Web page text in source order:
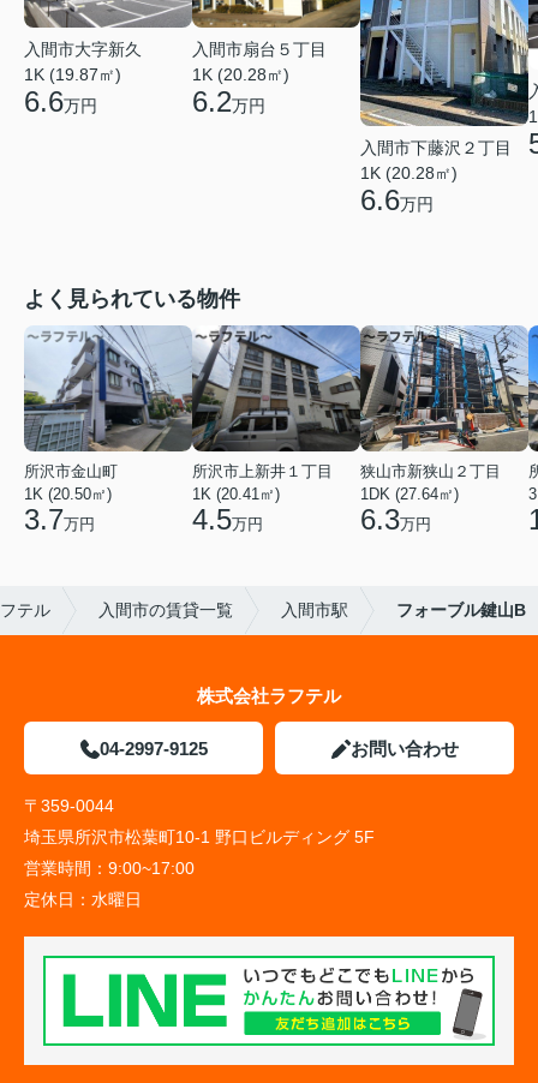
入間市大字新久
1K (19.87㎡)
6.6万円
入間市扇台５丁目
1K (20.28㎡)
6.2万円
入間市下藤沢２丁目
1K (20.28㎡)
6.6万円
よく見られている物件
所沢市金山町
1K (20.50㎡)
3.7万円
所沢市上新井１丁目
1K (20.41㎡)
4.5万円
狭山市新狭山２丁目
1DK (27.64㎡)
6.3万円
テル 入間市の賃貸一覧 入間市駅 フォーブル鍵山B
株式会社ラフテル
04-2997-9125 お問い合わせ
〒359-0044
埼玉県所沢市松葉町10-1 野口ビルディング 5F
営業時間： 9:00~17:00
定休日： 水曜日